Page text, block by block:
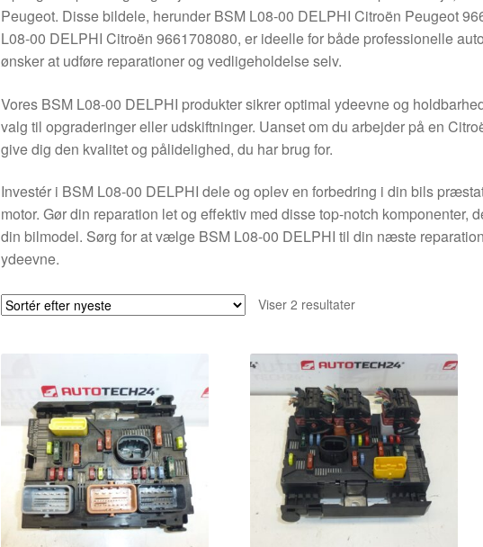
Peugeot. Disse bildele, herunder BSM L08-00 DELPHI Citroën Peugeot
L08-00 DELPHI Citroën 9661708080, er ideelle for både professionelle
ønsker at udføre reparationer og vedligeholdelse selv.
Vores BSM L08-00 DELPHI produkter sikrer optimal ydeevne og
valg til opgraderinger eller udskiftninger. Uanset om du arbejder på en
give dig den kvalitet og pålidelighed, du har brug for.
Investér i BSM L08-00 DELPHI dele og oplev en forbedring i din bils
motor. Gør din reparation let og effektiv med disse top-notch komponenter,
din bilmodel. Sørg for at vælge BSM L08-00 DELPHI til din næste
ydeevne.
Viser 2 resultaterSorteret